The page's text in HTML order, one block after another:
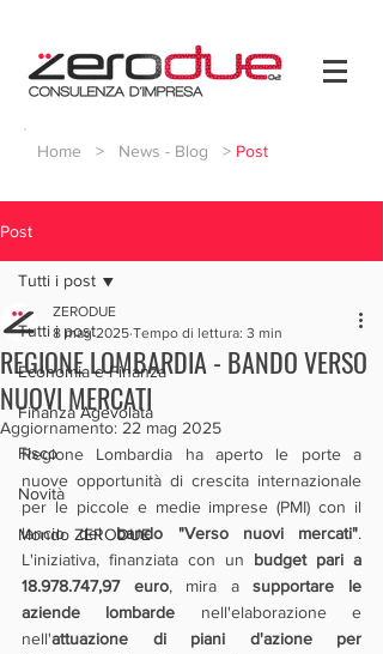
Home > News - Blog > Post
Post
Tutti i post
Economia e Finanza
Finanza Agevolata
Fisco
Novità
Mondo ZERODUE
Tutti i post
REGIONE LOMBARDIA - BANDO VERSO
NUOVI MERCATI
ZERODUE
8 mag 2025 Tempo di lettura: 3 min
Aggiornamento: 22 mag 2025
Regione Lombardia ha aperto le porte a
nuove opportunità di crescita internazionale
per le piccole e medie imprese (PMI) con il
lancio del bando "Verso nuovi mercati".
L'iniziativa, finanziata con un budget pari a
18.978.747,97 euro, mira a supportare le
aziende lombarde nell'elaborazione e
nell'attuazione di piani d'azione per